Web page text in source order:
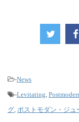
-News
-Levitating
グ ポストモダン・ジュ